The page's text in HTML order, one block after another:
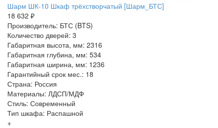
Шарм ШК-10 Шкаф трёхстворчатый [Шарм_БТС]
18 632 ₽
Производитель: БТС (BTS)
Количество дверей: 3
Габаритная высота, мм: 2316
Габаритная глубина, мм: 534
Габаритная ширина, мм: 1236
Гарантийный срок мес.: 18
Страна: Россия
Материалы: ЛДСП/МДФ
Стиль: Современный
Тип шкафа: Распашной
+